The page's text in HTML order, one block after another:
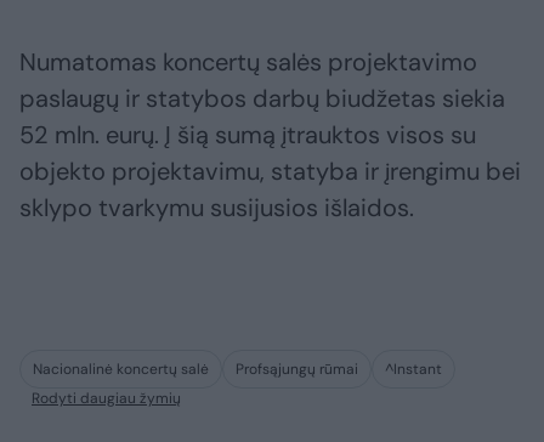
Numatomas koncertų salės projektavimo
paslaugų ir statybos darbų biudžetas siekia
52 mln. eurų. Į šią sumą įtrauktos visos su
objekto projektavimu, statyba ir įrengimu bei
sklypo tvarkymu susijusios išlaidos.
Nacionalinė koncertų salė Profsąjungų rūmai
^Instant
Rodyti daugiau žymių